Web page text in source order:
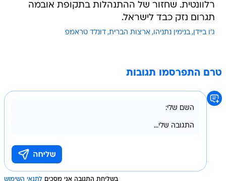
רלוונטית. שחזור של ההתנהלות בתקופת אובמה
תגרום נזק כבד לישראל.
ג'ו ביידן בנימין נתניהו ארצות הברית דונלד טראמפ
טרם התפרסמו תגובות
בשליחת התגובה אני מסכים לתנאי השימוש